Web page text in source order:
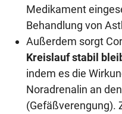
Medikament
Behandlung von
Außerdem sorgt
Kreislauf stabil
indem es die
Noradrenalin an
(Gefäßverengung).